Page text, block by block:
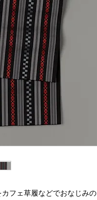
フェ草履などでおなじみの